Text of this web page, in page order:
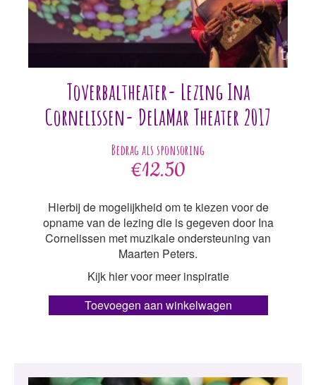
Toverbaltheater- Lezing Ina
Cornelissen- DeLaMar Theater 2017
€12.50
Hierbij de mogelijkheid om te kiezen voor de
opname van de lezing die is gegeven door Ina
Cornelissen met muzikale ondersteuning van
Maarten Peters.
Kijk hier voor meer inspiratie
Toevoegen aan winkelwagen